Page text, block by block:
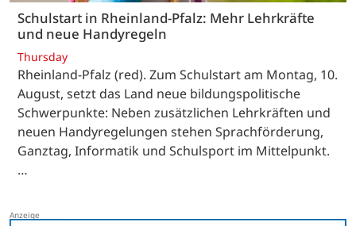
Schulstart in Rheinland-Pfalz: Mehr Lehrkräfte
und neue Handyregeln
Thursday
Rheinland-Pfalz (red). Zum Schulstart am Montag, 10.
August, setzt das Land neue bildungspolitische
Schwerpunkte: Neben zusätzlichen Lehrkräften und
neuen Handyregelungen stehen Sprachförderung,
Ganztag, Informatik und Schulsport im Mittelpunkt.
…